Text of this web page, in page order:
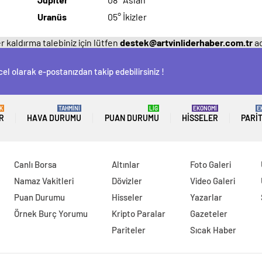
Uranüs
05° İkizler
kaldırma talebiniz için lütfen destek@artvinliderhaber.com.tr
olarak e-postanızdan takip edebilirsiniz !
HAVA DURUMU
TAHMİNİ
PUAN DURUMU
LİG
HISSELER
EKONOMİ
Canlı Borsa
Namaz Vakitleri
Puan Durumu
Örnek Burç Yorumu
Altınlar
Dövizler
Hisseler
Kripto Paralar
Pariteler
Foto Galeri
Video Galeri
Yazarlar
Gazeteler
Sıcak Haber